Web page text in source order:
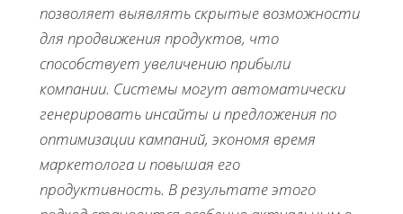
позволяет выявлять скрытые возможности
для продвижения продуктов, что
способствует увеличению прибыли
компании. Системы могут автоматически
генерировать инсайты и предложения по
оптимизации кампаний, экономя время
маркетолога и повышая его
продуктивность. В результате этого